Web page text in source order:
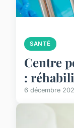
SANTÉ
Centre
:
6 décembre